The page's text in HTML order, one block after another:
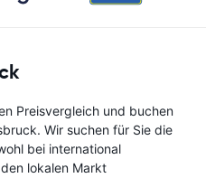
Preisvergleich und buchen
Wir suchen für Sie die
bei international
lokalen Markt